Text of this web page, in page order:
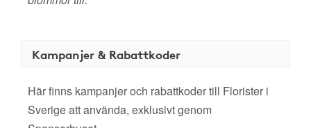
Kampanjer & Rabattkoder
Här finns kampanjer och rabattkoder till Florister i
Sverige att använda, exklusivt genom